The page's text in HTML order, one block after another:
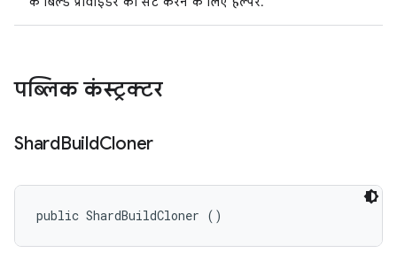
पब्लिक कंस्ट्रक्टर
ShardBuildCloner
public ShardBuildCloner ()